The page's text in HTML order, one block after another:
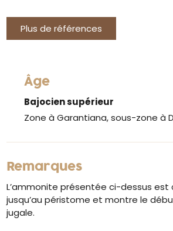
Plus de références
Âge
Bajocien supérieur
Zone à Garantiana, sous-zone à
Remarques
L’ammonite présentée ci-dessus
jusqu’au péristome et montre le
jugale.